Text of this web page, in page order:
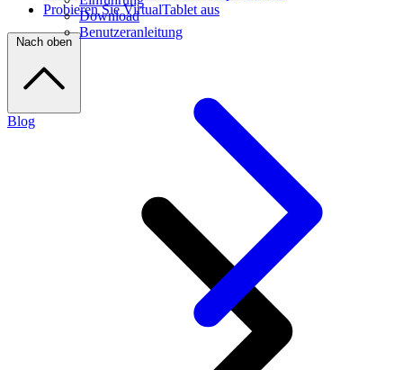
Download
Benutzeranleitung
Probieren Sie VirtualTablet aus
Nach oben
Blog